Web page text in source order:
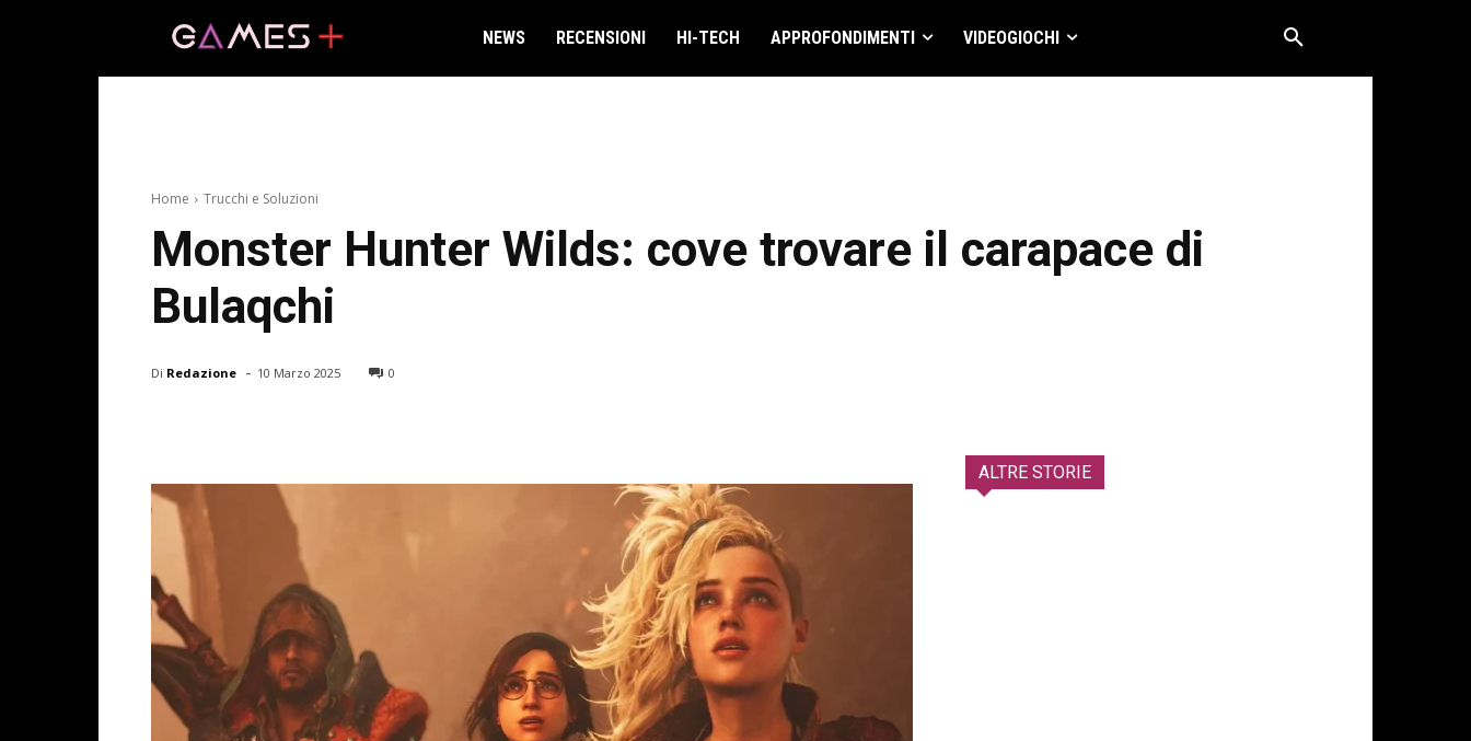
NEWS RECENSIONI HI-TECH APPROFONDIMENTI VIDEOGIOCHI
Home Trucchi e Soluzioni
Monster Hunter Wilds: cove trovare il carapace di
Bulaqchi
Di Redazione - 10 Marzo 2025 0
ALTRE STORIE